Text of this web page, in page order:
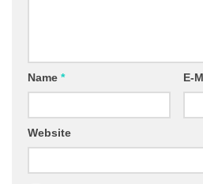
Name * E-
Website